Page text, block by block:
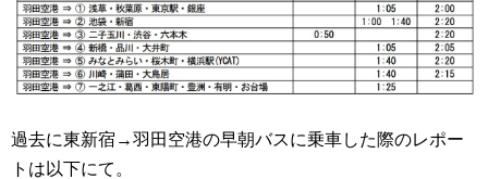
過去に東新宿→羽田空港の早朝バスに乗車した際のレポー
トは以下にて。